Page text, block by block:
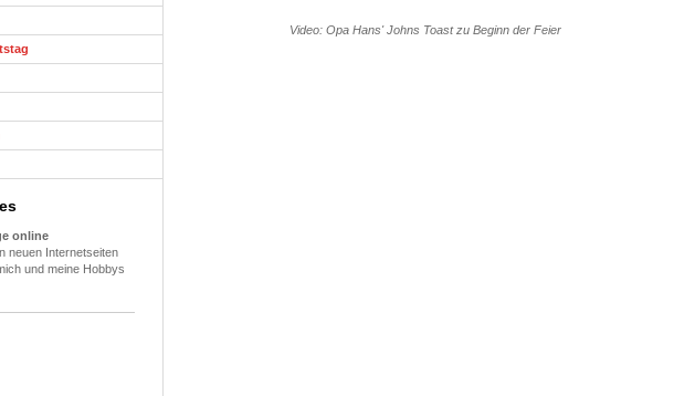
Video: Opa Hans' Johns Toast zu Beginn der Feier
online
neuen Internetseiten
und meine Hobbys